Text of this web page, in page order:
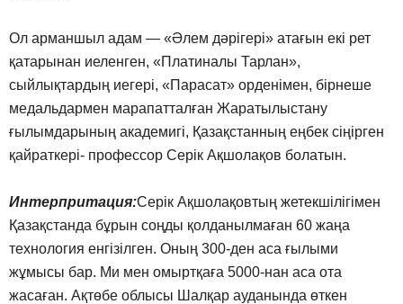
Ол арманшыл адам — «Әлем дәрігері» атағын екі рет
қатарынан иеленген, «Платиналы Тарлан»,
сыйлықтардың иегері, «Парасат» орденімен, бірнеше
медальдармен марапатталған Жаратылыстану
ғылымдарының академигі, Қазақстанның еңбек сіңірген
қайраткері- профессор Серік Ақшолақов болатын.
Интерпритация:Серік Ақшолақовтың жетекшілігімен
Қазақстанда бұрын соңды қолданылмаған 60 жаңа
технология енгізілген. Оның 300-ден аса ғылыми
жұмысы бар. Ми мен омыртқаға 5000-нан аса ота
жасаған. Ақтөбе облысы Шалқар ауданында өткен